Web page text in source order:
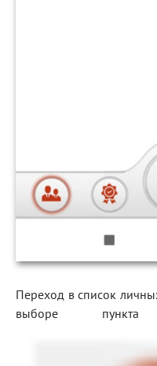
Переход в список
выборе